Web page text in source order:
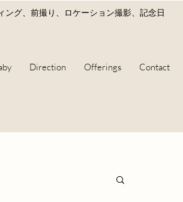
ング、前撮り、ロケーション撮影、記念日
Direction Offerings Contact